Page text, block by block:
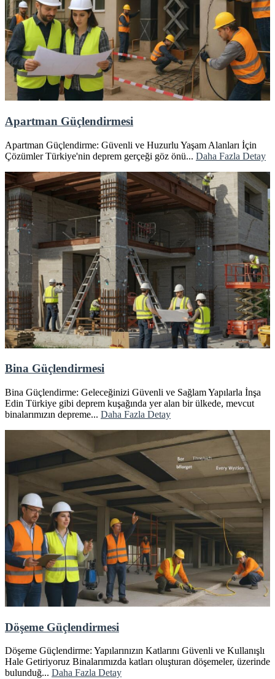
Apartman Güçlendirmesi
Apartman Güçlendirme: Güvenli ve Huzurlu Yaşam Alanları İçin
Çözümler Türkiye'nin deprem gerçeği göz önü... Daha Fazla Detay
Bina Güçlendirmesi
Bina Güçlendirme: Geleceğinizi Güvenli ve Sağlam Yapılarla İnşa
Edin Türkiye gibi deprem kuşağında yer alan bir ülkede, mevcut
binalarımızın depreme... Daha Fazla Detay
Döşeme Güçlendirmesi
Döşeme Güçlendirme: Yapılarınızın Katlarını Güvenli ve Kullanışlı
Hale Getiriyoruz Binalarımızda katları oluşturan döşemeler, üzerinde
bulunduğ... Daha Fazla Detay